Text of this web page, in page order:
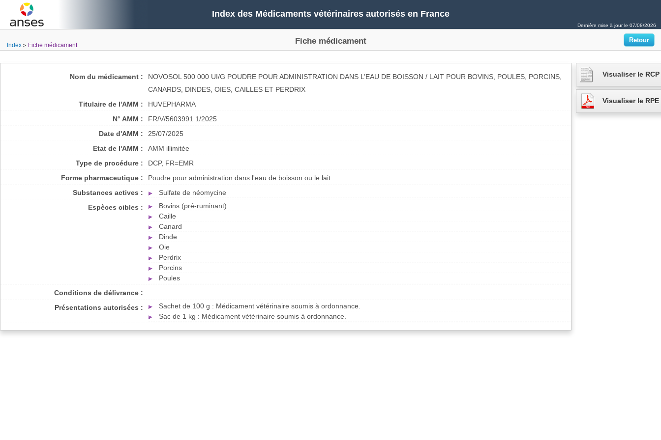
Index des Médicaments vétérinaires autorisés en France
Dernière mise à jour le 07/08/2026
Index Fiche médicament Fiche médicament
Nom du médicament :
NOVOSOL 500 000 UI/G POUDRE POUR ADMINISTRATION DANS L’EAU DE BOISSON / LAIT POUR BOVINS, POULES, PORCINS,
CANARDS, DINDES, OIES, CAILLES ET PERDRIX
Titulaire de l'AMM :
HUVEPHARMA
N° AMM :
FR/V/5603991 1/2025
Date d'AMM :
25/07/2025
Etat de l'AMM :
AMM illimitée
Type de procédure :
DCP, FR=EMR
Forme pharmaceutique :
Poudre pour administration dans l'eau de boisson ou le lait
Substances actives :
Sulfate de néomycine
Espèces cibles :
Bovins (pré-ruminant)
Caille
Canard
Dinde
Oie
Perdrix
Porcins
Poules
Conditions de délivrance :
Présentations autorisées :
Sachet de 100 g : Médicament vétérinaire soumis à ordonnance.
Sac de 1 kg : Médicament vétérinaire soumis à ordonnance.
Visualiser le RCP
Visualiser le RPE